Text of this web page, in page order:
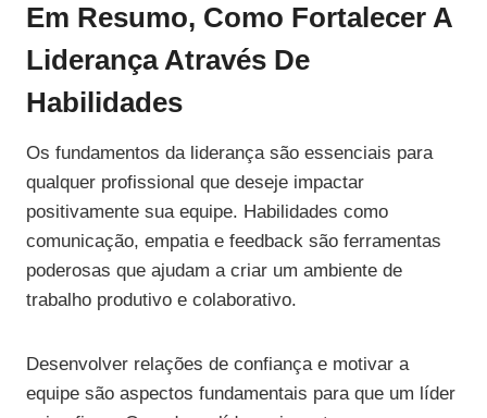
Em Resumo, Como Fortalecer A
Liderança Através De
Habilidades
Os fundamentos da liderança são essenciais para
qualquer profissional que deseje impactar
positivamente sua equipe. Habilidades como
comunicação, empatia e feedback são ferramentas
poderosas que ajudam a criar um ambiente de
trabalho produtivo e colaborativo.
Desenvolver relações de confiança e motivar a
equipe são aspectos fundamentais para que um líder